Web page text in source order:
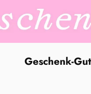
Geschenk-